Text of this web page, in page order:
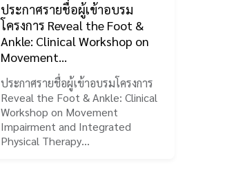
ประกาศรายชื่อผู้เข้าอบรม
โครงการ Reveal the Foot &
Ankle: Clinical Workshop on
Movement…
ประกาศรายชื่อผู้เข้าอบรมโครงการ
Reveal the Foot & Ankle: Clinical
Workshop on Movement
Impairment and Integrated
Physical Therapy…